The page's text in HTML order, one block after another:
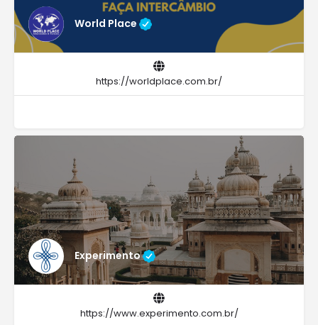
World Place
https://worldplace.com.br/
Experimento
https://www.experimento.com.br/